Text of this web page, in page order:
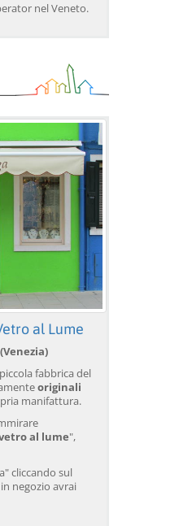
nel Veneto.
al Lume
fabbrica del
originali
manifattura.
al lume",
cliccando sul
negozio avrai